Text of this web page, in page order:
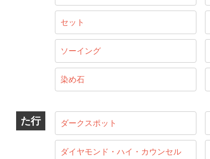
セット
ソーイング
染め石
た行 ダークスポット
ダイヤモンド・ハイ・カウンセル